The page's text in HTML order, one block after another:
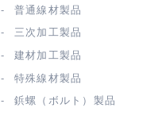
普通線材製品
三次加工製品
建材加工製品
特殊線材製品
鋲螺（ボルト）製品